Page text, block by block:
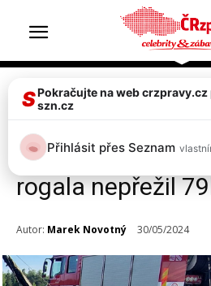
Doprava & nehody Top 2
FOTO: Tragická
letišti Hradčany v
rogala nepřežil
Autor: Marek Novotný 30/05/2024
SPokračujte na web
szn.cz
Přihlásit přes Seznam